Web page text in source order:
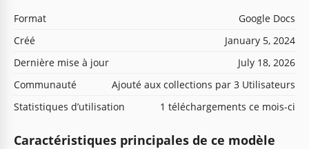
Format
Google Docs
Créé
January 5, 2024
Dernière mise à jour
July 18, 2026
Communauté
Ajouté aux collections par 3 Utilisateurs
Statistiques d’utilisation
1 téléchargements ce mois-ci
Caractéristiques principales de ce modèle